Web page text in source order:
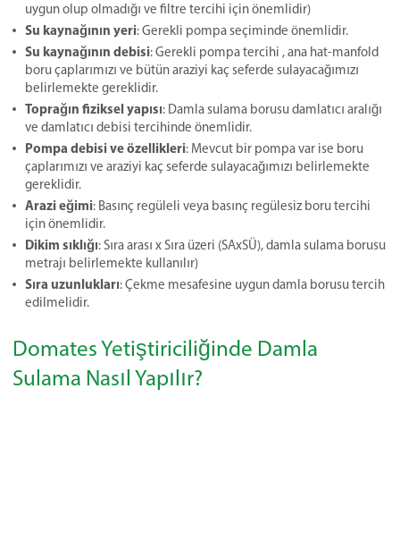
uygun olup olmadığı ve filtre tercihi için önemlidir)
Su kaynağının yeri: Gerekli pompa seçiminde önemlidir.
Su kaynağının debisi: Gerekli pompa tercihi , ana hat-manfold
boru çaplarımızı ve bütün araziyi kaç seferde sulayacağımızı
belirlemekte gereklidir.
Toprağın fiziksel yapısı: Damla sulama borusu damlatıcı aralığı
ve damlatıcı debisi tercihinde önemlidir.
Pompa debisi ve özellikleri: Mevcut bir pompa var ise boru
çaplarımızı ve araziyi kaç seferde sulayacağımızı belirlemekte
gereklidir.
Arazi eğimi: Basınç regüleli veya basınç regülesiz boru tercihi
için önemlidir.
Dikim sıklığı: Sıra arası x Sıra üzeri (SAxSÜ), damla sulama borusu
metrajı belirlemekte kullanılır)
Sıra uzunlukları: Çekme mesafesine uygun damla borusu tercih
edilmelidir.
Domates Yetiştiriciliğinde Damla
Sulama Nasıl Yapılır?